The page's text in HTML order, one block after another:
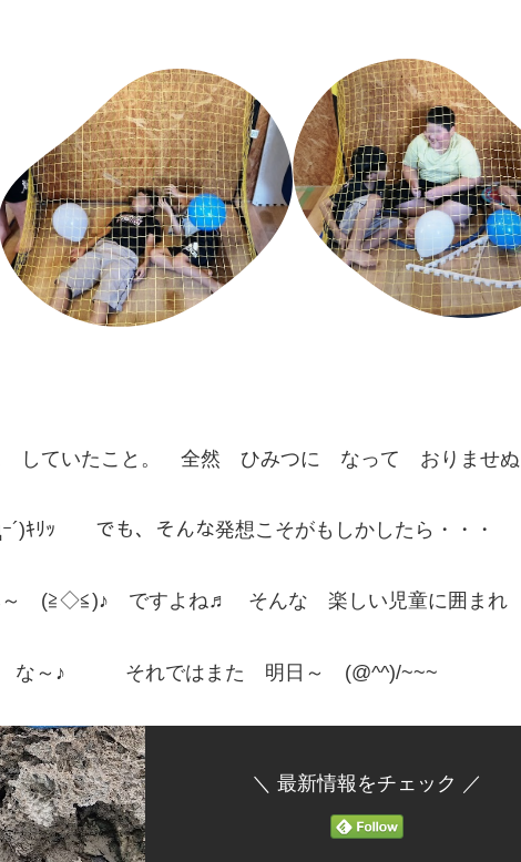
していたこと。 全然 ひみつに なって おりませぬ
ｷﾘｯ でも、そんな発想こそがもしかしたら・・・
～ (≧◇≦)♪ ですよね♬ そんな 楽しい児童に囲まれ
な～♪ それではまた 明日～ (@^^)/~~~
＼ 最新情報をチェック ／